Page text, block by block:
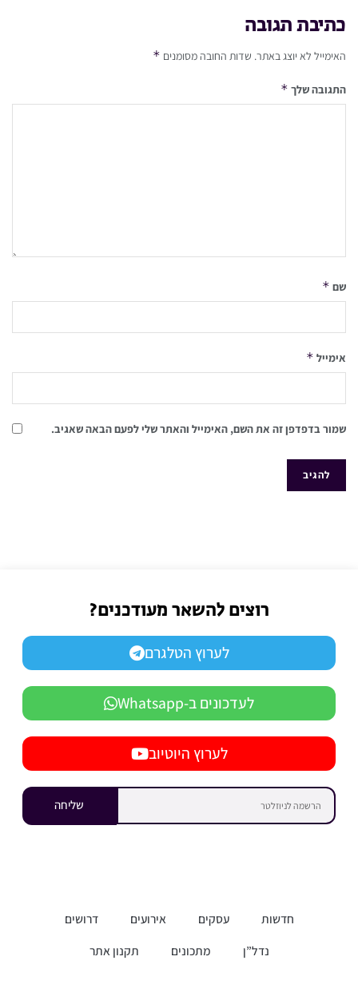
כתיבת תגובה
האימייל לא יוצג באתר. שדות החובה מסומנים *
התגובה שלך *
שם *
אימייל *
שמור בדפדפן זה את השם, האימייל והאתר שלי לפעם הבאה שאגיב.
רוצים להשאר מעודכנים?
לערוץ הטלגרם
לעדכונים ב-Whatsapp
לערוץ היוטיוב
שליחה
חדשות עסקים אירועים
דרושים
נדל”ן
מתכונים תקנון אתר